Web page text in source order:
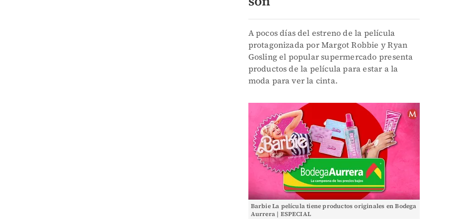
A pocos días del estreno de la película
protagonizada por Margot Robbie y Ryan
Gosling el popular supermercado presenta
productos de la película para estar a la
moda para ver la cinta.
Barbie La película tiene productos originales en Bodega
Aurrera | ESPECIAL